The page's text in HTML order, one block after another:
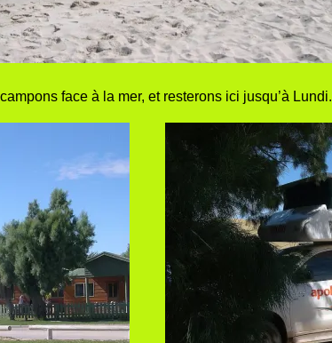
face à la mer, et resterons ici jusqu’à Lundi.